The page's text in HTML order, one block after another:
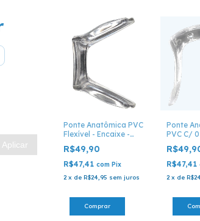
Aplicar
Ponte Anatômica PVC
Flexível - Encaixe -
Ponte 01
R$49,90
R$47,41 com Pix
2 x de R$24,95 sem juros
Ponte
PVC C/
R$47,41
2 x de